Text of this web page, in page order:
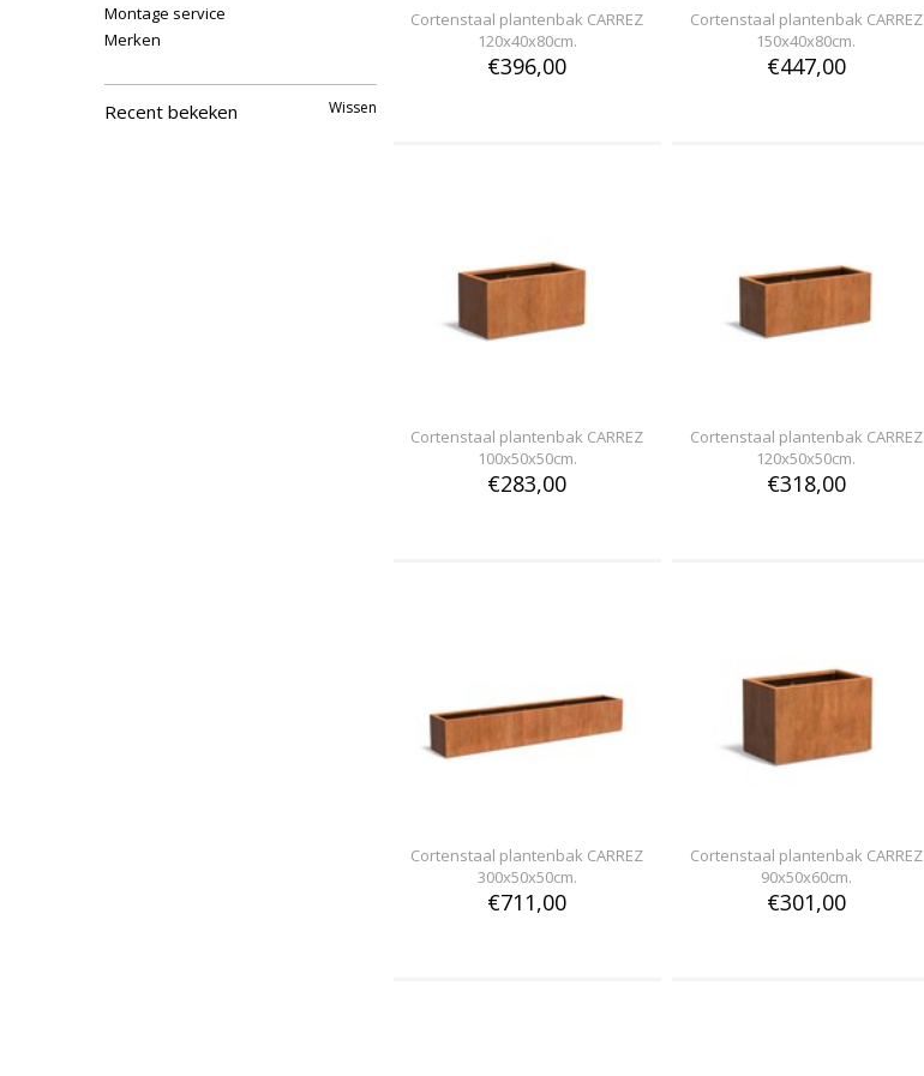
Cortenstaal plantenbak CARREZ
120x40x80cm.
€396,00
Cortenstaal plantenbak CARREZ
150x40x80cm.
€447,00
Cortenstaal plantenbak CARREZ
100x50x50cm.
€283,00
Cortenstaal plantenbak CARREZ
120x50x50cm.
€318,00
Cortenstaal plantenbak CARREZ
300x50x50cm.
€711,00
Cortenstaal plantenbak CARREZ
90x50x60cm.
€301,00
Montage service
Merken
Recent bekeken Wissen